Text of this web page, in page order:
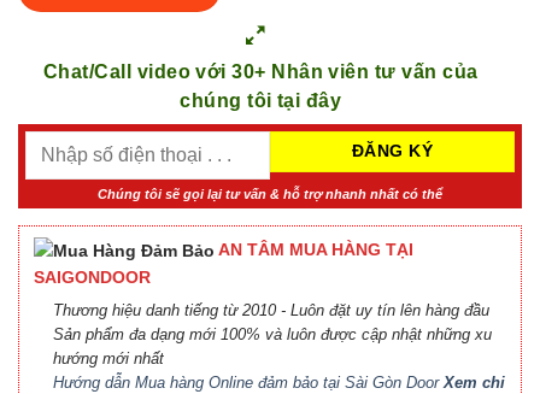
Chat/Call video với 30+ Nhân viên tư vấn của
chúng tôi tại đây
Chúng tôi sẽ gọi lại tư vấn & hỗ trợ nhanh nhất có thể
AN TÂM MUA HÀNG TẠI
SAIGONDOOR
Thương hiệu danh tiếng từ 2010 - Luôn đặt uy tín lên hàng đầu
Sản phẩm đa dạng mới 100% và luôn được cập nhật những xu
hướng mới nhất
Hướng dẫn Mua hàng Online đảm bảo tại Sài Gòn DoorXem chi